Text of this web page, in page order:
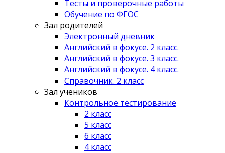
Тесты и проверочные работы
Обучение по ФГОС
Зал родителей
Электронный дневник
Английский в фокусе. 2 класс.
Английский в фокусе. 3 класс.
Английский в фокусе. 4 класс.
Справочник. 2 класс
Зал учеников
Контрольное тестирование
2 класс
5 класс
6 класс
4 класс